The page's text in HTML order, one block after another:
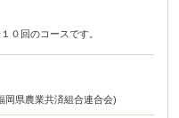
０回のコースです。
岡県農業共済組合連合会)